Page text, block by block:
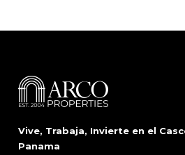
Vive, Trabaja, Invierte en el
Panama